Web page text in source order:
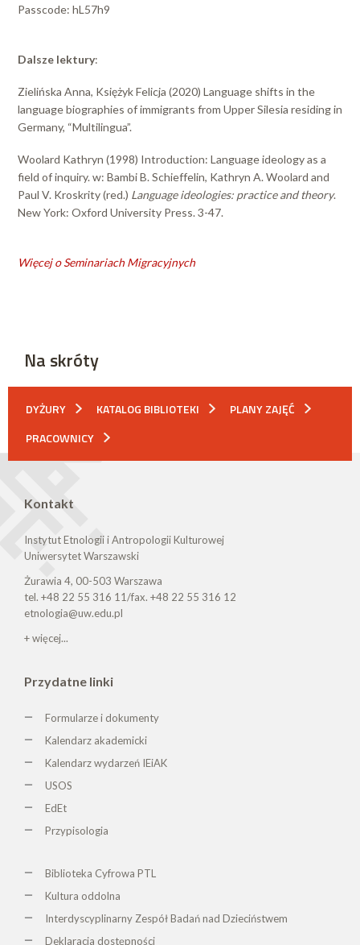
Passcode: hL57h9
Dalsze lektury:
Zielińska Anna, Księżyk Felicja (2020) Language shifts in the
language biographies of immigrants from Upper Silesia residing in
Germany, “Multilingua”.
Woolard Kathryn (1998) Introduction: Language ideology as a
field of inquiry. w: Bambi B. Schieffelin, Kathryn A. Woolard and
Paul V. Kroskrity (red.) Language ideologies: practice and theory.
New York: Oxford University Press. 3-47.
Więcej o Seminariach Migracyjnych
Na skróty
DYŻURY KATALOG BIBLIOTEKI
PLANY ZAJĘĆ
PRACOWNICY
Kontakt
Instytut Etnologii i Antropologii Kulturowej
Uniwersytet Warszawski
Żurawia 4, 00-503 Warszawa
tel. +48 22 55 316 11/fax. +48 22 55 316 12
etnologia@uw.edu.pl
+ więcej...
Przydatne linki
Formularze i dokumenty
Kalendarz akademicki
Kalendarz wydarzeń IEiAK
USOS
EdEt
Przypisologia
Biblioteka Cyfrowa PTL
Kultura oddolna
Interdyscyplinarny Zespół Badań nad Dzieciństwem
Deklaracja dostępności